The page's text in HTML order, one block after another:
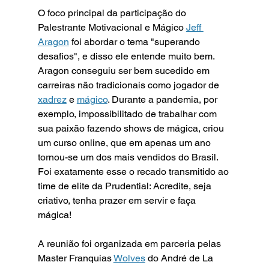
O foco principal da participação do
Palestrante Motivacional e Mágico Jeff
Aragon foi abordar o tema "superando
desafios", e disso ele entende muito bem.
Aragon conseguiu ser bem sucedido em
carreiras não tradicionais como jogador de
xadrez e mágico. Durante a pandemia, por
exemplo, impossibilitado de trabalhar com
sua paixão fazendo shows de mágica, criou
um curso online, que em apenas um ano
tornou-se um dos mais vendidos do Brasil.
Foi exatamente esse o recado transmitido ao
time de elite da Prudential: Acredite, seja
criativo, tenha prazer em servir e faça
mágica!
A reunião foi organizada em parceria pelas
Master Franquias Wolves do André de La